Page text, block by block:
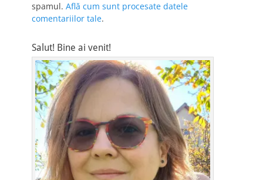
spamul. Află cum sunt procesate datele
comentariilor tale.
Salut! Bine ai venit!